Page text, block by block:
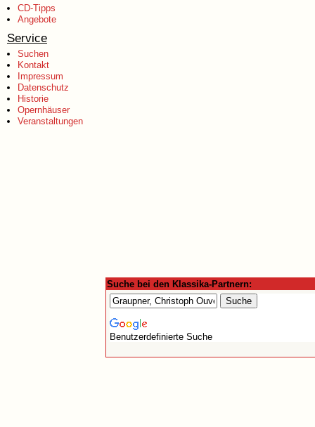
CD-Tipps
Angebote
Service
Suchen
Kontakt
Impressum
Datenschutz
Historie
Opernhäuser
Veranstaltungen
Suche bei den Klassika-Partnern:
Benutzerdefinierte Suche